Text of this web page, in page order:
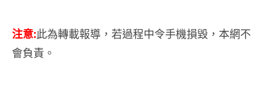
注意:此為轉載報導，若過程中令手機損毀，本網不
會負責。